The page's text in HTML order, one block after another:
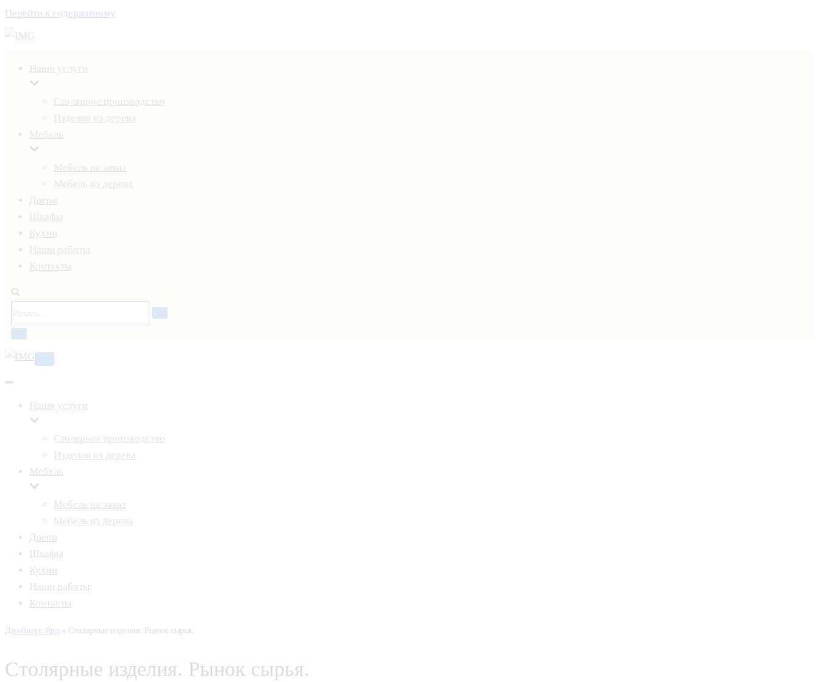
Перейти к содержимому
Наши услуги
Столярное производство
Изделия из дерева
Мебель
Мебель на заказ
Мебель из дерева
Двери
Шкафы
Кухни
Наши работы
Контакты
Меню
Наши услуги
Столярное производство
Изделия из дерева
Мебель
Мебель на заказ
Мебель из дерева
Двери
Шкафы
Кухни
Наши работы
Контакты
Джойнерс Ярд » Столярные изделия. Рынок сырья.
Столярные изделия. Рынок сырья.